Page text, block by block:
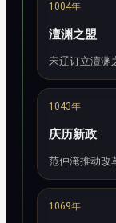
1004年
澶渊之盟
宋辽订立澶渊
1043年
庆历新政
范仲淹推动改
1069年